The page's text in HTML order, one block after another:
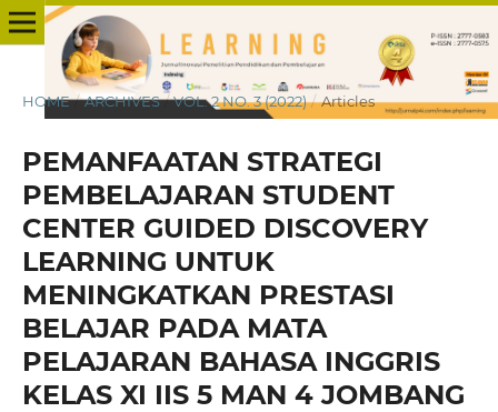
HOME / ARCHIVES / VOL. 2 NO. 3 (2022) / Articles
PEMANFAATAN STRATEGI
PEMBELAJARAN STUDENT
CENTER GUIDED DISCOVERY
LEARNING UNTUK
MENINGKATKAN PRESTASI
BELAJAR PADA MATA
PELAJARAN BAHASA INGGRIS
KELAS XI IIS 5 MAN 4 JOMBANG